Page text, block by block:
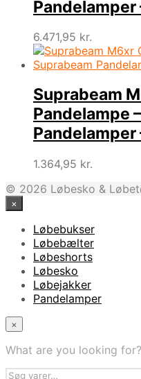
6.471,95 kr.
Suprabeam
Pandelampe
1.364,95 kr.
© 2026 Løbesko &
×
Løbebukser
Løbebælter
Løbeshorts
Løbesko
Løbejakker
Pandelamper
×
What are you looking for?